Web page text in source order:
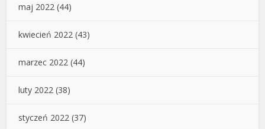
maj 2022 (44)
kwiecień 2022 (43)
marzec 2022 (44)
luty 2022 (38)
styczeń 2022 (37)